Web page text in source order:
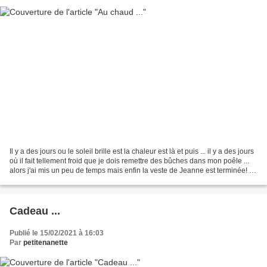
Il y a des jours ou le soleil brille est la chaleur est là et puis ... il y a des jours
où il fait tellement froid que je dois remettre des bûches dans mon poêle ...
alors j'ai mis un peu de temps mais enfin la veste de Jeanne est terminée! Je
Cadeau ...
Publié le 15/02/2021 à 16:03
Par petitenanette